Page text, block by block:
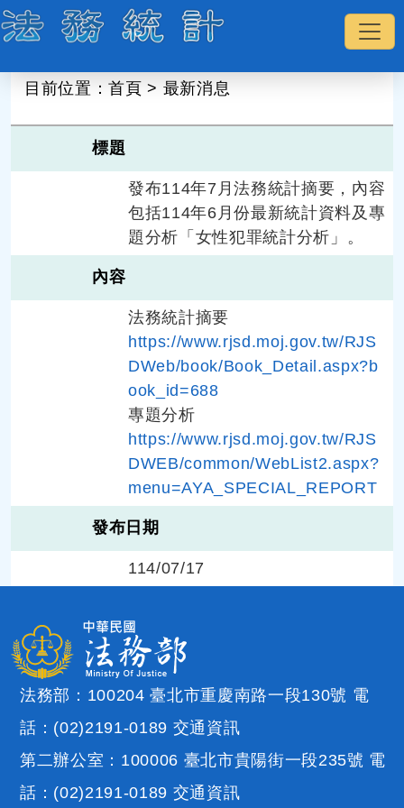
目前位置：首頁 > 最新消息
標題
發布114年7月法務統計摘要，內容
包括114年6月份最新統計資料及專
題分析「女性犯罪統計分析」。
內容
法務統計摘要
https://www.rjsd.moj.gov.tw/RJS
DWeb/book/Book_Detail.aspx?b
ook_id=688
專題分析
https://www.rjsd.moj.gov.tw/RJS
DWEB/common/WebList2.aspx?
menu=AYA_SPECIAL_REPORT
發布日期
114/07/17
法務部：100204 臺北市重慶南路一段130號 電
話：(02)2191-0189 交通資訊
第二辦公室：100006 臺北市貴陽街一段235號 電
話：(02)2191-0189 交通資訊